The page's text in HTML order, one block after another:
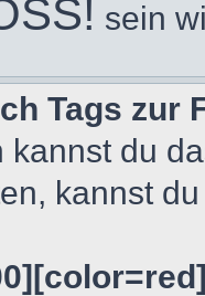
sein
Tags zur
kannst du
kannst du